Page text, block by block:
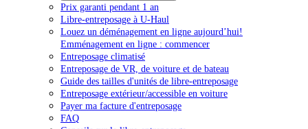
Prix garanti pendant 1 an
Libre-entreposage à U-Haul
Louez un déménagement en ligne aujourd’hui!
Emménagement en ligne : commencer
Entreposage climatisé
Entreposage de VR, de voiture et de bateau
Guide des tailles d'unités de libre-entreposage
Entreposage extérieur/accessible en voiture
Payer ma facture d'entreposage
FAQ